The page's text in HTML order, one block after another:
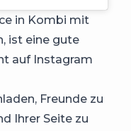
in Kombi mit
ist eine gute
auf Instagram
Freunde zu
Ihrer Seite zu